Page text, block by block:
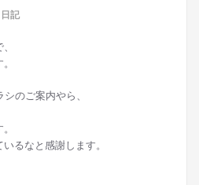
日記
のご案内やら、
るなと感謝します。